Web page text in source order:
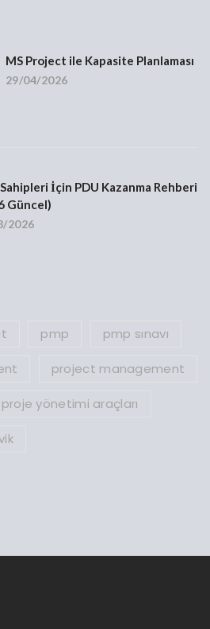
MS Project ile Kapasite Planlaması
29/04/2026
İçin PDU Kazanma Rehberi
Güncel)
2026
pmp pmp sınavı
project management
proje yönetimi araçları